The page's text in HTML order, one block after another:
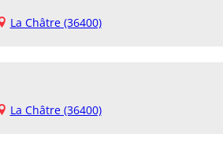
La Châtre (36400)
La Châtre (36400)